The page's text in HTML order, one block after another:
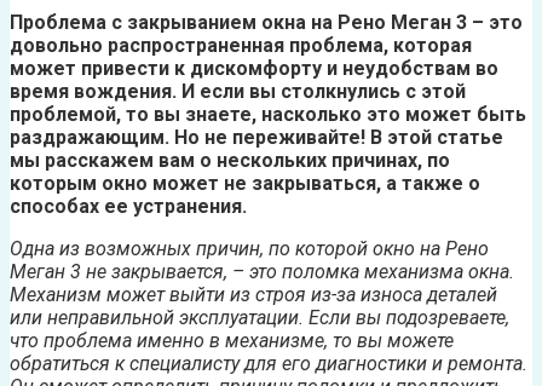
Проблема с закрыванием окна на Рено Меган 3 – это
довольно распространенная проблема, которая
может привести к дискомфорту и неудобствам во
время вождения. И если вы столкнулись с этой
проблемой, то вы знаете, насколько это может быть
раздражающим. Но не переживайте! В этой статье
мы расскажем вам о нескольких причинах, по
которым окно может не закрываться, а также о
способах ее устранения.
Одна из возможных причин, по которой окно на Рено
Меган 3 не закрывается, – это поломка механизма окна.
Механизм может выйти из строя из-за износа деталей
или неправильной эксплуатации. Если вы подозреваете,
что проблема именно в механизме, то вы можете
обратиться к специалисту для его диагностики и ремонта.